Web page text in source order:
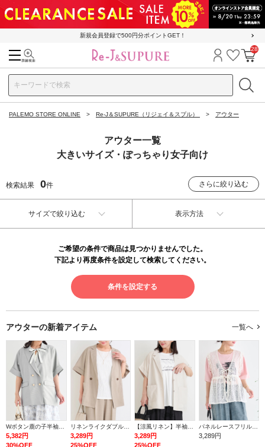
新規会員登録で500円分ポイントGET！
ログイン
お気に
カ
28
PALEMO STORE ONLINE Re-J＆SUPURE（リジェイ＆スプル） アウター
アウター一覧
大きいサイズ・ぽっちゃり女子向け
検索結果 0件 さらに絞り込む
サイズで絞り込む 表示方法
ご希望の条件で商品は見つかりませんでした。
下記より再度条件を設定して検索してください。
条件を設定する
アウターの新着アイテム 一覧へ
5,382円
30%OFF
リネンライクダブルジャケット（セットアップ可）
3,289円
25%OFF
3,289円
25%OFF
パネルレースフリルベスト
3,289円